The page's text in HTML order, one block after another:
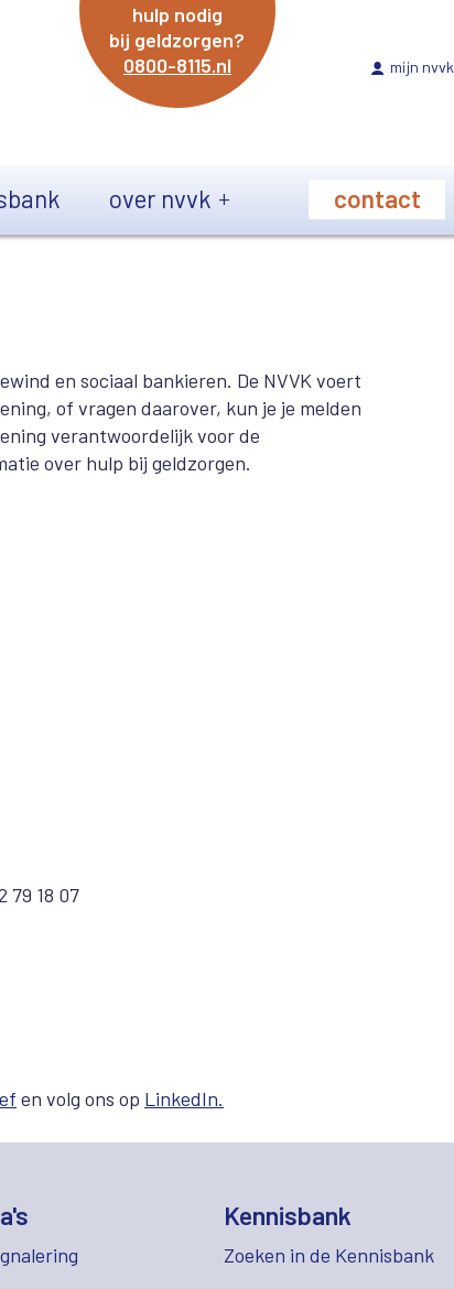
hulp nodig
bij geldzorgen?
0800-8115.nl
mijn nvvk
over nvvk contact
en sociaal bankieren. De NVVK voert
of vragen daarover, kun je je melden
verantwoordelijk voor de
over hulp bij geldzorgen.
79 18 07
en volg ons op LinkedIn.
Kennisbank
Zoeken in de Kennisbank